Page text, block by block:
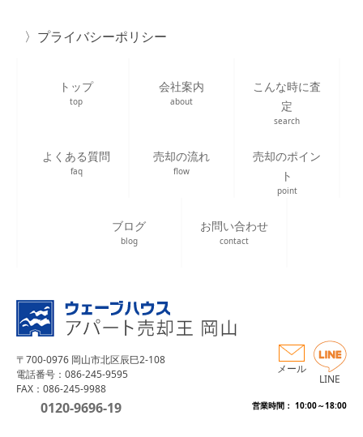
プライバシーポリシー
トップ
top
会社案内
about
こんな時に査
定
search
よくある質問
faq
売却の流れ
flow
売却のポイン
ト
point
ブログ
blog
お問い合わせ
contact
〒700-0976 岡山市北区辰巳2-108
電話番号：086-245-9595
FAX：086-245-9988
0120-9696-19 営業時間： 10:00～18:00
メール
LINE